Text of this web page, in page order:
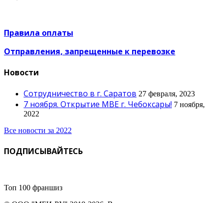
Правила оплаты
Отправления, запрещенные к перевозке
Новости
Сотрудничество в г. Саратов 27 февраля, 2023
7 ноября. Открытие МВЕ г. Чебоксары! 7 ноября,
2022
Все новости за 2022
ПОДПИСЫВАЙТЕСЬ
Топ 100 франшиз